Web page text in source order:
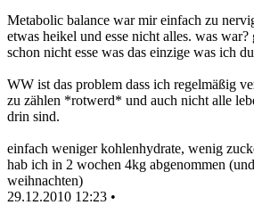
Metabolic balance war mir einfach zu
etwas heikel und esse nicht alles. was war?
schon nicht esse was das einzige was ich
WW ist das problem dass ich regelmäßig
zu zählen *rotwerd* und auch nicht alle
drin sind.
einfach weniger kohlenhydrate, wenig
hab ich in 2 wochen 4kg abgenommen
weihnachten)
29.12.2010 12:23 •